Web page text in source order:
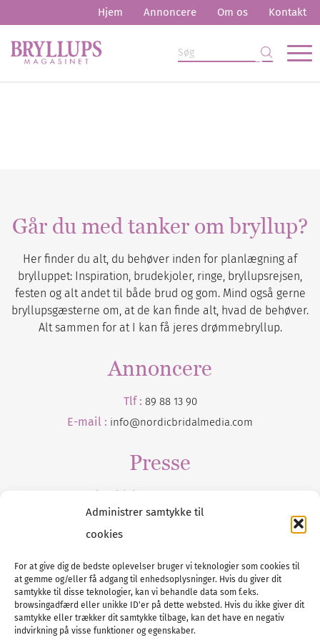
Administrer samtykke til
cookies
For at give dig de bedste oplevelser bruger vi teknologier som cookies til
at gemme og/eller få adgang til enhedsoplysninger. Hvis du giver dit
samtykke til disse teknologier, kan vi behandle data som f.eks.
browsingadfærd eller unikke ID'er på dette websted. Hvis du ikke giver dit
samtykke eller trækker dit samtykke tilbage, kan det have en negativ
indvirkning på visse funktioner og egenskaber.
Hjem Annoncere Om os Kontakt
Går du med tanker om bryllup?
Her finder du alt, du behøver inden for planlægning af
brylluppet: Inspiration, brudekjoler, ringe, bryllupsrejsen,
festen og alt andet til både brud og gom. Mind også gerne
bryllupsgæsterne om, at de kan finde alt, hvad de behøver.
Alt sammen for at I kan få jeres drømmebryllup.
Annoncere
Tlf : 89 88 13 90
E-mail : info@nordicbridalmedia.com
Presse
Tilmeld dig vores
Tel :89 88 13 90
E-post:info@nordicbridalmedia.com
Nordic Bridal Media